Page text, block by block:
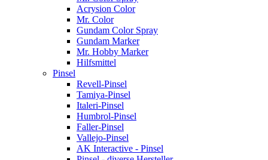
Acrysion Color
Mr. Color
Gundam Color Spray
Gundam Marker
Mr. Hobby Marker
Hilfsmittel
Pinsel
Revell-Pinsel
Tamiya-Pinsel
Italeri-Pinsel
Humbrol-Pinsel
Faller-Pinsel
Vallejo-Pinsel
AK Interactive - Pinsel